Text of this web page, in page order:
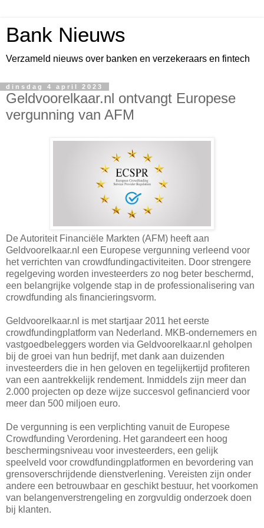
Bank Nieuws
Verzameld nieuws over banken en verzekeraars en fintech
dinsdag 4 april 2023
Geldvoorelkaar.nl ontvangt Europese
vergunning van AFM
De Autoriteit Financiële Markten (AFM) heeft aan
Geldvoorelkaar.nl een Europese vergunning verleend voor
het verrichten van crowdfundingactiviteiten. Door strengere
regelgeving worden investeerders zo nog beter beschermd,
een belangrijke volgende stap in de professionalisering van
crowdfunding als financieringsvorm.
Geldvoorelkaar.nl is met startjaar 2011 het eerste
crowdfundingplatform van Nederland. MKB-ondernemers en
vastgoedbeleggers worden via Geldvoorelkaar.nl geholpen
bij de groei van hun bedrijf, met dank aan duizenden
investeerders die in hen geloven en tegelijkertijd profiteren
van een aantrekkelijk rendement. Inmiddels zijn meer dan
2.000 projecten op deze wijze succesvol gefinancierd voor
meer dan 500 miljoen euro.
De vergunning is een verplichting vanuit de Europese
Crowdfunding Verordening. Het garandeert een hoog
beschermingsniveau voor investeerders, een gelijk
speelveld voor crowdfundingplatformen en bevordering van
grensoverschrijdende dienstverlening. Vereisten zijn onder
andere een betrouwbaar en geschikt bestuur, het voorkomen
van belangenverstrengeling en zorgvuldig onderzoek doen
bij klanten.